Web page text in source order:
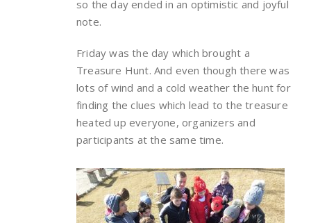
so the day ended in an optimistic and joyful
note.
Friday was the day which brought a
Treasure Hunt. And even though there was
lots of wind and a cold weather the hunt for
finding the clues which lead to the treasure
heated up everyone, organizers and
participants at the same time.